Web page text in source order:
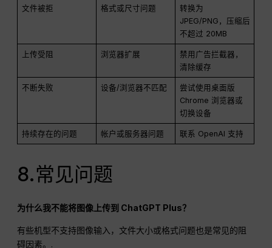
文件被拒 格式或尺寸问题
转换为
JPEG/PNG，压缩后
不超过 20MB
上传受阻 浏览器扩展
禁用广告拦截器，
清除缓存
不断失败 设备/浏览器不匹配
尝试使用桌面版
Chrome 浏览器或
切换设备
持续存在的问题 帐户或服务器问题 联系 OpenAI 支持
8.常见问题
为什么我不能将图像上传到 ChatGPT Plus？
有些机型不支持图像输入，文件大小或格式问题也是常见的阻
碍因素。.